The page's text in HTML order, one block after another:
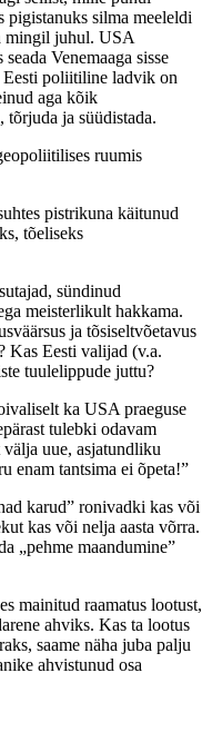
silma meeleldi
mingil juhul. USA
Venemaaga sisse
Eesti poliitiline ladvik on
aga kõik
tõrjuda ja süüdistada.
ruumis
pistrikuna käitunud
tõeliseks
sündinud
meisterlikult hakkama.
ja tõsiseltvõetavus
Kas Eesti valijad (v.a.
tuulelippude juttu?
ka USA praeguse
tulebki odavam
uue, asjatundliku
enam tantsima ei õpeta!”
karud” ronivadki kas või
kas või nelja aasta võrra.
„pehme maandumine”
mainitud raamatus lootust,
ahviks. Kas ta lootus
saame näha juba palju
ahvistunud osa